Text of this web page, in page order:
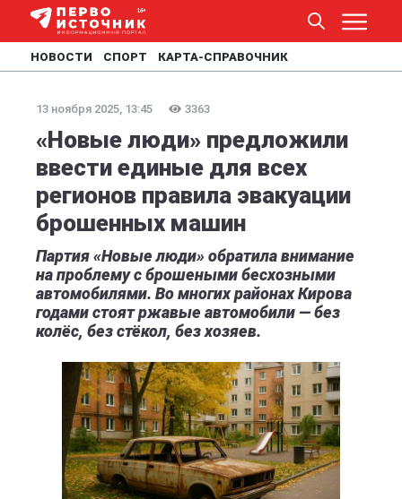
НОВОСТИ СПОРТ КАРТА-СПРАВОЧНИК
13 ноября 2025, 13:45 3363
«Новые люди» предложили
ввести единые для всех
регионов правила эвакуации
брошенных машин
Партия «Новые люди» обратила внимание
на проблему с брошеными бесхозными
автомобилями. Во многих районах Кирова
годами стоят ржавые автомобили — без
колёс, без стёкол, без хозяев.